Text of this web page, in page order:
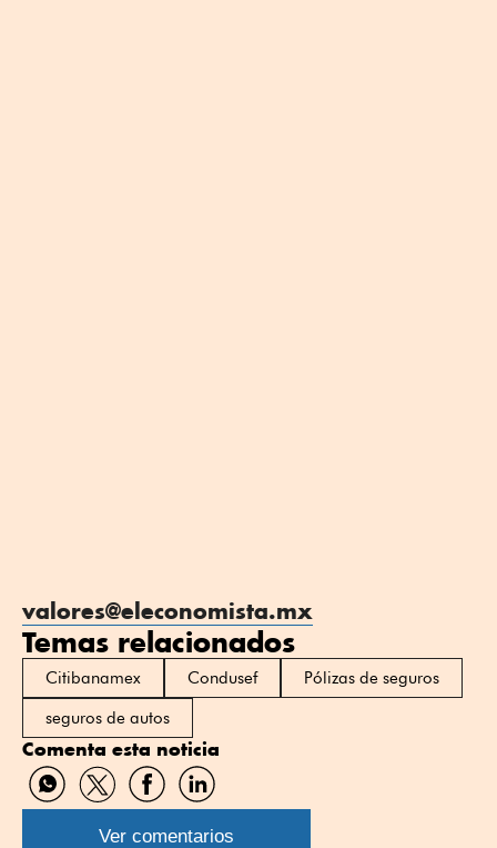
valores@eleconomista.mx
Temas relacionados
Citibanamex Condusef
Pólizas de seguros
seguros de autos
Comenta esta noticia
Compartir
por
WhatsApp
Compartir
por
Twitter
Compartir
por
Facebook
Compartir
por
Linkedin
Ver comentarios